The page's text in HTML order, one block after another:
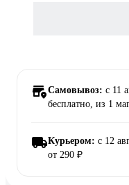
Самовывоз: c 11
бесплатно, из 1
Курьером: c 12
от 290 ₽